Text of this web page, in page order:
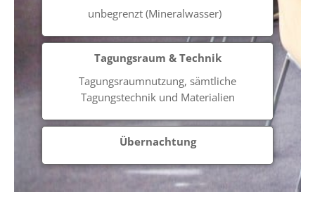
unbegrenzt (Mineralwasser)
Tagungsraum & Technik
Tagungsraumnutzung, sämtliche
Tagungstechnik und Materialien
Übernachtung